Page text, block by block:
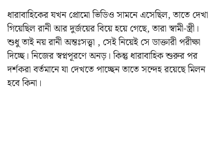
ধারাবাহিকের যখন প্রোমো ভিডিও সামনে এসেছিল, তাতে দেখা
গিয়েছিল রানী আর দুর্জয়ের বিয়ে হয়ে গেছে, তারা স্বামী-স্ত্রী।
শুধু তাই নয় রানী অন্তঃসত্ত্বা , সেই নিয়েই সে ডাক্তারী পরীক্ষা
দিচ্ছে। নিজের স্বপ্নপূরণে অনড়। কিন্তু ধারাবাহিক শুরুর পর
দর্শকরা বর্তমানে যা দেখতে পাচ্ছেন তাতে সন্দেহ রয়েছে মিলন
হবে কিনা।